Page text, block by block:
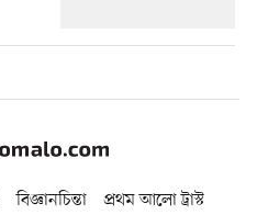
বিজ্ঞানচিন্তা
প্রথম আলো ট্রাস্ট